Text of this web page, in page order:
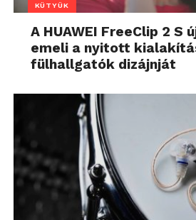
KÜTYÜK
A HUAWEI FreeClip 2 S
emeli a nyitott
fülhallgatók dizájnját